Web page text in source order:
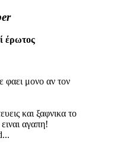
έρωτος
φαει μονο αν τον
και ξαφνικα το
αγαπη!